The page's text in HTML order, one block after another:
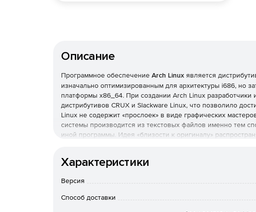
Описание
Программное обеспечение Arch Linux является
изначально оптимизированным для архитектуры i686, но
платформы x86_64. При создании Arch Linux разработчики
дистрибутивов CRUX и Slackware Linux, что позволило
Linux не содержит «прослоек» в виде графических
системы производится из текстовых файлов именно тем
иной программы. Идея «близости к оригиналу»
релизов: номер версии обозначает изменения в
предназначен менеджер пакетов Pacman. Тем не менее,
весь дистрибутив) из исходных текстов, используя
собственного порта выполняется копированием шаблона,
Характеристики
Версия
Способ доставки